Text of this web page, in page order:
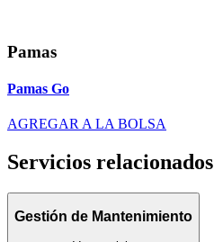
Pamas
Pamas Go
AGREGAR A LA BOLSA
Servicios relacionados
Gestión de Mantenimiento